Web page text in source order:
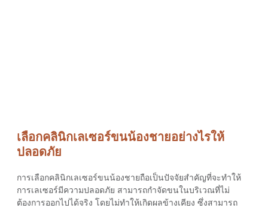
เลือกคลินิกเลเซอร์ขนน้องชายอย่างไรให้
ปลอดภัย
การเลือกคลินิกเลเซอร์ขนน้องชายถือเป็นปัจจัยสำคัญที่จะทำให้
การเลเซอร์มีความปลอดภัย สามารถกำจัดขนในบริเวณที่ไม่
ต้องการออกไปได้จริง โดยไม่ทำให้เกิดผลข้างเคียง ซึ่งสามารถ